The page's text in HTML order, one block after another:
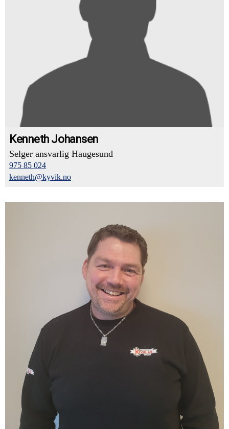
Kenneth Johansen
Selger ansvarlig Haugesund
975 85 024
kenneth@kyvik.no